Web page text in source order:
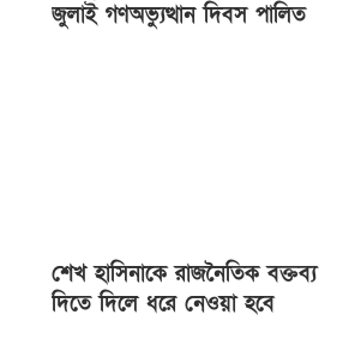
জুলাই গণঅভ্যুত্থান দিবস পালিত
শেখ হাসিনাকে রাজনৈতিক বক্তব্য
দিতে দিলে ধরে নেওয়া হবে